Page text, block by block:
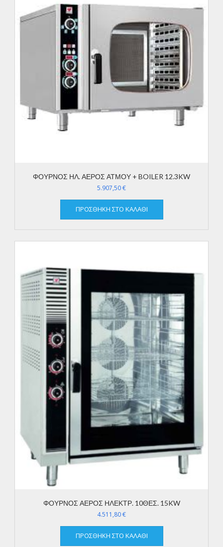
ΦΟΥΡΝΟΣ ΗΛ. ΑΕΡΟΣ ΑΤΜΟΥ + BOILER 12.3KW
5.907,50€
ΠΡΟΣΘΉΚΗ ΣΤΟ ΚΑΛΆΘΙ
ΦΟΥΡΝΟΣ ΑΕΡΟΣ ΗΛΕΚΤΡ. 10ΘΕΣ. 15KW
4.511,80€
ΠΡΟΣΘΉΚΗ ΣΤΟ ΚΑΛΆΘΙ